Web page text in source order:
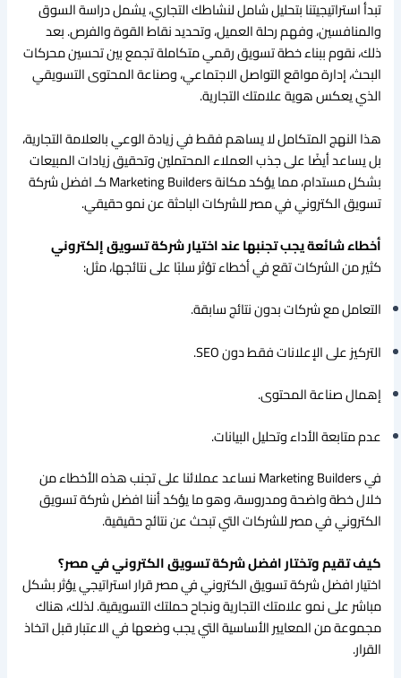
تبدأ استراتيجيتنا بتحليل شامل لنشاطك التجاري، يشمل دراسة السوق
والمنافسين، وفهم رحلة العميل، وتحديد نقاط القوة والفرص. بعد
ذلك، نقوم ببناء خطة تسويق رقمي متكاملة تجمع بين تحسين محركات
البحث، إدارة مواقع التواصل الاجتماعي، وصناعة المحتوى التسويقي
الذي يعكس هوية علامتك التجارية.
هذا النهج المتكامل لا يساهم فقط في زيادة الوعي بالعلامة التجارية،
بل يساعد أيضًا على جذب العملاء المحتملين وتحقيق زيادات المبيعات
بشكل مستدام، مما يؤكد مكانة Marketing Builders كـ افضل شركة
تسويق الكتروني في مصر للشركات الباحثة عن نمو حقيقي.
أخطاء شائعة يجب تجنبها عند اختيار شركة تسويق إلكتروني
كثير من الشركات تقع في أخطاء تؤثر سلبًا على نتائجها، مثل:
التعامل مع شركات بدون نتائج سابقة.
التركيز على الإعلانات فقط دون SEO.
إهمال صناعة المحتوى.
عدم متابعة الأداء وتحليل البيانات.
في Marketing Builders نساعد عملائنا على تجنب هذه الأخطاء من
خلال خطة واضحة ومدروسة، وهو ما يؤكد أننا افضل شركة تسويق
الكتروني في مصر للشركات التي تبحث عن نتائج حقيقية.
كيف تقيم وتختار افضل شركة تسويق الكتروني في مصر؟
اختيار افضل شركة تسويق الكتروني في مصر قرار استراتيجي يؤثر بشكل
مباشر على نمو علامتك التجارية ونجاح حملتك التسويقية. لذلك، هناك
مجموعة من المعايير الأساسية التي يجب وضعها في الاعتبار قبل اتخاذ
القرار.